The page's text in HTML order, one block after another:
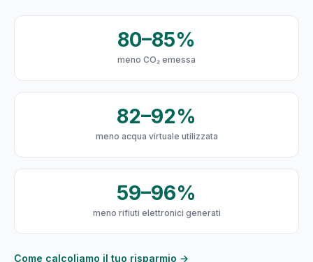
80–85%
meno CO₂ emessa
82–92%
meno acqua virtuale utilizzata
59–96%
meno rifiuti elettronici generati
Come calcoliamo il tuo risparmio →